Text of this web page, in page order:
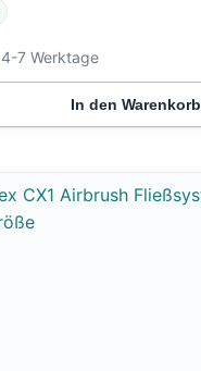
4-7 Werktage
In den Warenkorb